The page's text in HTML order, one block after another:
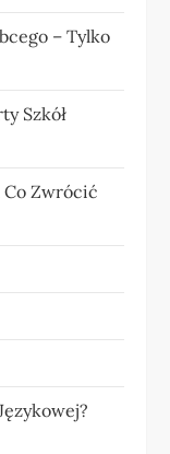
– Tylko
Szkół
Co Zwrócić